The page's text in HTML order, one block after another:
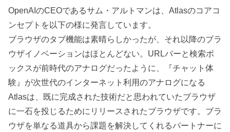
OpenAIのCEOであるサム・アルトマンは、Atlasのコアコ
ンセプトを以下の様に発言しています。
ブラウザのタブ機能は素晴らしかったが、それ以降のブラ
ウザイノベーションはほとんどない。URLバーと検索ボ
ックスが前時代のアナログだったように、『チャット体
験』が次世代のインターネット利用のアナログになる
Atlasは、既に完成された技術だと思われていたブラウザ
に一石を投じるためにリリースされたブラウザです。ブラ
ウザを単なる道具から課題を解決してくれるパートナーに